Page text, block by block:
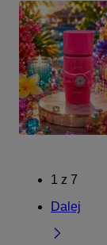
1 z 7
Dalej